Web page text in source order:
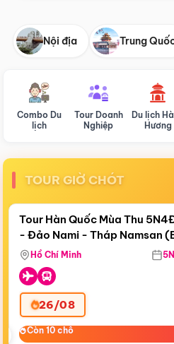
Nội địa Trung
Combo Du
lịch
Tour Doanh
Nghiệp
Du lịch
Hương
TOUR GIỜ CHÓT
Còn18 ngày 02:16:40
Bay Sun Phuquoc Airways
Tour Hàn Quốc Mùa Thu
- Đảo Nami - Tháp Namsan
Airways)
Hồ Chí Minh
26/08
Còn 10 chỗ
Còn 10 chỗ